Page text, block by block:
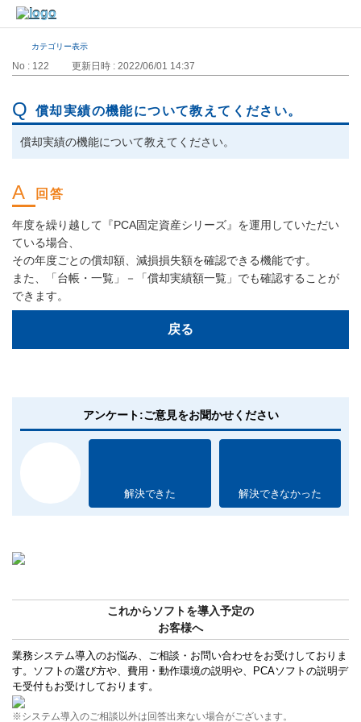
カテゴリー表示
No : 122 更新日時 : 2022/06/01 14:37
償却実績の機能について教えてください。
償却実績の機能について教えてください。
年度を繰り越して『PCA固定資産シリーズ』を運用していただい
ている場合、
その年度ごとの償却額、減損損失額を確認できる機能です。
また、「台帳・一覧」－「償却実績額一覧」でも確認することが
できます。
戻る
アンケート:ご意見をお聞かせください
解決できた 解決できなかった
これからソフトを導入予定の
お客様へ
業務システム導入のお悩み、ご相談・お問い合わせをお受けしておりま
す。ソフトの選び方や、費用・動作環境の説明や、PCAソフトの説明デ
モ受付もお受けしております。
※システム導入のご相談以外は回答出来ない場合がございます。